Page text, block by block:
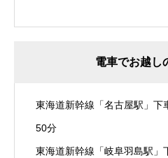
電車でお越し
東海道新幹線「名古屋駅」
50分
東海道新幹線「岐阜羽島駅